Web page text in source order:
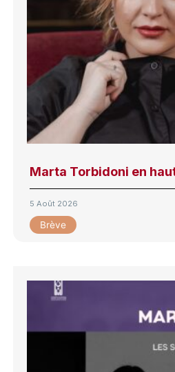
Marta Torbidoni en
5 Août 2026
Brève